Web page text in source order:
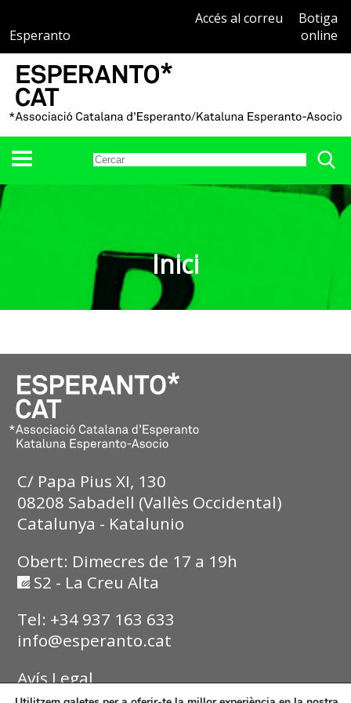
Esperanto
Accés al correu
Botiga
online
Inici
C/ Papa Pius XI, 130
08208 Sabadell (Vallès Occidental)
Catalunya - Katalunio
Obert: Dimecres de 17 a 19h
S2 - La Creu Alta
Tel: +34 937 163 633
info@esperanto.cat
Avís Legal